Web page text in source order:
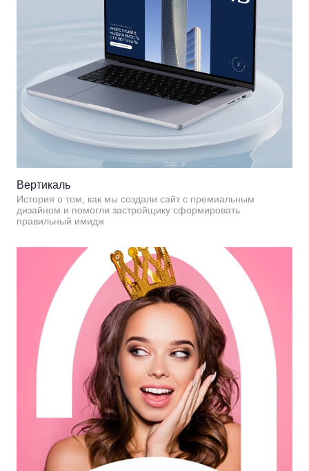
Вертикаль
История о том, как мы создали сайт с премиальным
дизайном и помогли застройщику сформировать
правильный имидж